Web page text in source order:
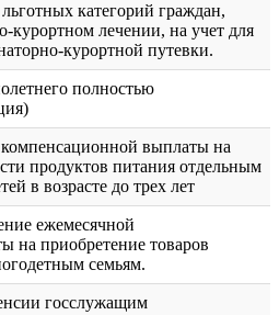
категорий граждан,
курортном лечении, на учет для
курортной путевки.
полностью
выплаты на
продуктов питания отдельным
в возрасте до трех лет
ежемесячной
на приобретение товаров
семьям.
госслужащим